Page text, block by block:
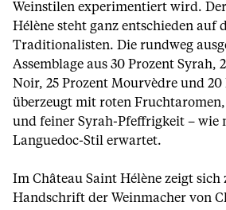
Weinstilen experimentiert wird.
Hélène steht ganz entschieden auf
Traditionalisten. Die rundweg
Assemblage aus 30 Prozent Syrah,
Noir, 25 Prozent Mourvèdre und
überzeugt mit roten
und feiner Syrah-Pfeffrigkeit – wie
Languedoc-Stil erwartet.
Im Château Saint Hélène zeigt sich
Handschrift der Weinmacher von